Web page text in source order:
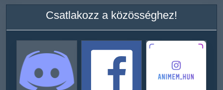
Csatlakozz a közösséghez!